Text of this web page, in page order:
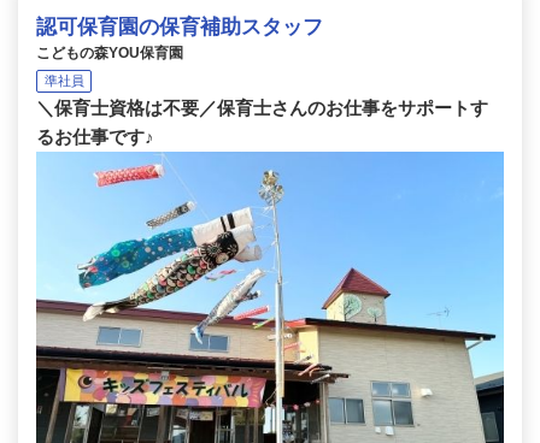
認可保育園の保育補助スタッフ
こどもの森YOU保育園
準社員
＼保育士資格は不要／保育士さんのお仕事をサポートす
るお仕事です♪